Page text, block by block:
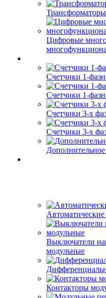
Трансформаторы
Цифровые
Счетчики 1-
Счетчики 1-
Счетчики 3-х
Счетчики 3-х
Выключатели
модульные
Контакторы